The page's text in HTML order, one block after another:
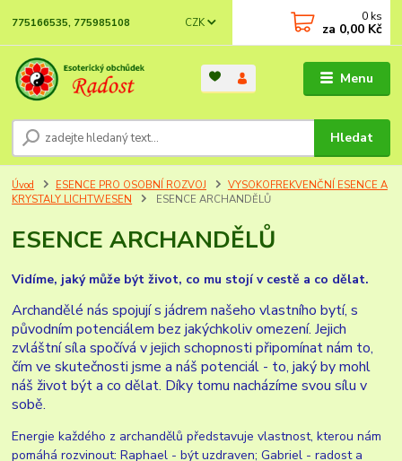
Menu
CZK
Hledat
775166535, 775985108 0 ks
za 0,00 Kč
Úvod ESENCE PRO OSOBNÍ ROZVOJ
VYSOKOFREKVENČNÍ ESENCE A
KRYSTALY LICHTWESEN
ESENCE ARCHANDĚLŮ
ESENCE ARCHANDĚLŮ
Vidíme, jaký může být život, co mu stojí v cestě a co dělat.
Archandělé nás spojují s jádrem našeho vlastního bytí, s
původním potenciálem bez jakýchkoliv omezení. Jejich
zvláštní síla spočívá v jejich schopnosti připomínat nám to,
čím ve skutečnosti jsme a náš potenciál - to, jaký by mohl
náš život být a co dělat. Díky tomu nacházíme svou sílu v
sobě.
Energie každého z archandělů představuje vlastnost, kterou nám
pomáhá rozvinout: Raphael - být uzdraven; Gabriel - radost a